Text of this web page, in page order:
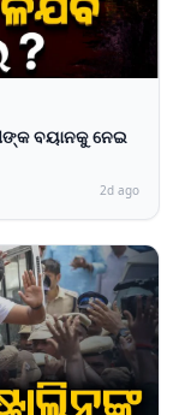
ବୟାନକୁ ନେଇ
2d ago